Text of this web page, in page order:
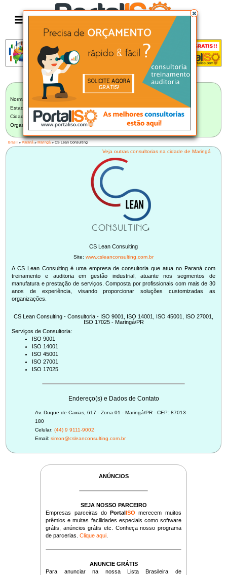
LISTA BRASILEIRA DE CONSULTORIAS
Norma:
Selecionar Norma
Estado:
Paraná (39)
Cidade:
Maringá/PR (3)
Organização:
CS Lean Consulting - Maringá/PR
Brasil »Paraná»Maringá» CS Lean Consulting
Veja outras consultorias na cidade de Maringá
CS Lean Consulting
Site: www.csleanconsulting.com.br
A CS Lean Consulting é uma empresa de consultoria que atua no Paraná com
treinamento e auditoria em gestão industrial, atuante nos segmentos de
manufatura e prestação de serviços. Composta por profissionais com mais de 30
anos de experiência, visando proporcionar soluções customizadas as
CS Lean Consulting - Consultoria - ISO 9001, ISO 14001, ISO 45001, ISO 27001,
ISO 17025 - Maringá/PR
Serviços de Consultoria:
ISO 9001
ISO 14001
ISO 45001
ISO 27001
ISO 17025
Endereço(s) e Dados de Contato
Av. Duque de Caxias, 617 - Zona 01 - Maringá/PR - CEP: 87013-
180
Celular: (44) 9 9111-9002
Email: simon@csleanconsulting.com.br
ANÚNCIOS
SEJA NOSSO PARCEIRO
Empresas parceiras doPortalISO merecem muitos
prêmios e muitas facilidades especiais como software
grátis, anúncios grátis etc. Conheça nosso programa
de parcerias.Clique aqui
ANUNCIE GRÁTIS
Para anunciar na nossa Lista Brasileira de